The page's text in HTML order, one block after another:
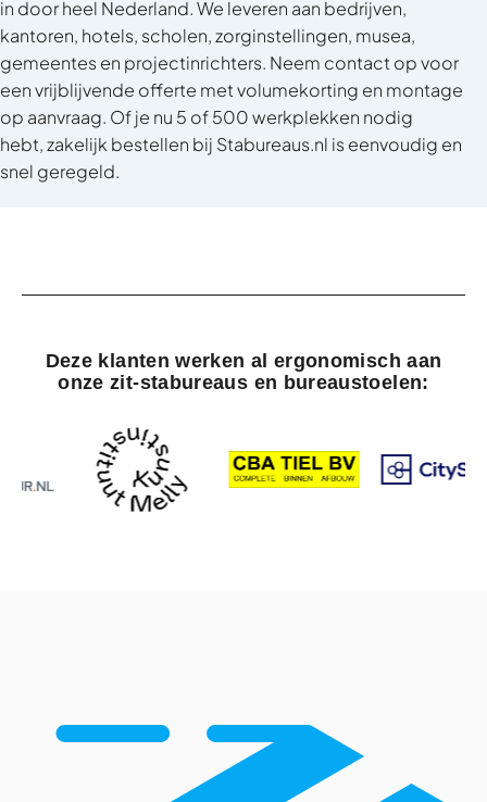
in door heel Nederland. We leveren aan bedrijven,
kantoren, hotels, scholen, zorginstellingen, musea,
gemeentes en projectinrichters. Neem contact op voor
een vrijblijvende offerte met volumekorting en montage
op aanvraag. Of je nu 5 of 500 werkplekken nodig
hebt,zakelijk bestellen bij Stabureaus.nl is eenvoudig en
snel geregeld.
Deze klanten werken al ergonomisch aan
onze zit-stabureaus en bureaustoelen: